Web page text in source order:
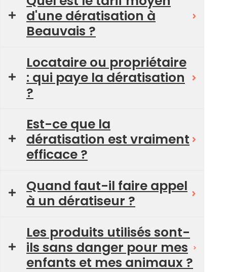
d'une dératisation à
Beauvais ?
Locataire ou propriétaire
: qui paye la dératisation
?
Est-ce que la
dératisation est vraiment
efficace ?
Quand faut-il faire appel
à un dératiseur ?
Les produits utilisés sont-
ils sans danger pour mes
enfants et mes animaux ?